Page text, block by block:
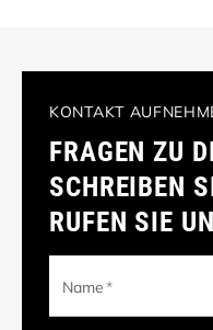
KONTAKT
FRAGEN ZU
SCHREIBEN
RUFEN SIE
Name*